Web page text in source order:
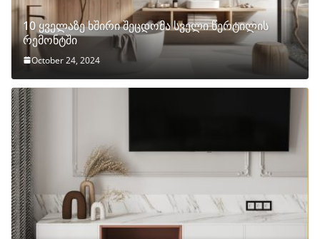
10 ყველაზე ხშირი შეცდომა სველი წერტილის
რემონტში
October 24, 2024